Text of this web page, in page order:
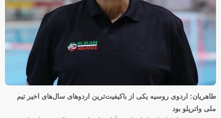
طاهریان: اردوی روسیه یکی از باکیفیت‌ترین اردوهای سال‌های اخیر تیم
ملی واترپلو بود